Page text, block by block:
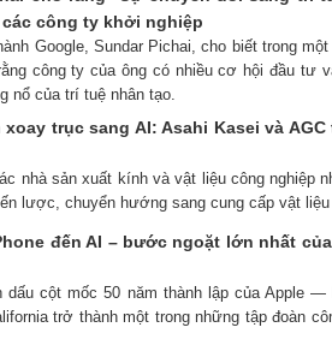
công ty khởi nghiệp
Google, Sundar Pichai, cho biết trong
công ty của ông có nhiều cơ hội đầu tư
nổ của trí tuệ nhân tạo.
trục sang AI: Asahi Kasei và
nhà sản xuất kính và vật liệu công nghiệp
lược, chuyển hướng sang cung cấp vật
đến AI – bước ngoặt lớn nhất
dấu cột mốc 50 năm thành lập của Apple
trở thành một trong những tập đoàn